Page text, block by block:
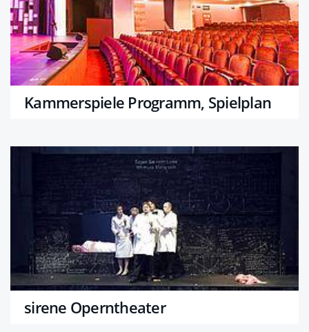
Kammerspiele Programm, Spielplan
sirene Operntheater